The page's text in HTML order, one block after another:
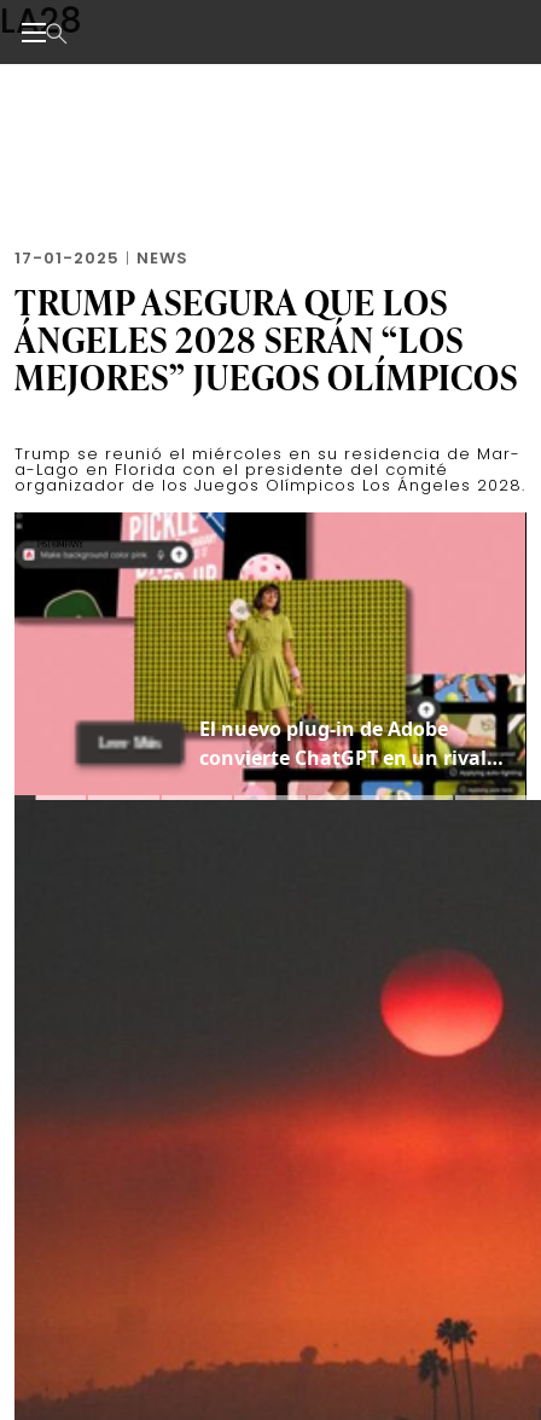
Skip
to
the
LA28
17-01-2025 | NEWS
TRUMP ASEGURA QUE LOS
ÁNGELES 2028 SERÁN “LOS
MEJORES” JUEGOS OLÍMPICOS
Trump se reunió el miércoles en su residencia de Mar-
a-Lago en Florida con el presidente del comité
organizador de los Juegos Olímpicos Los Ángeles 2028.
El nuevo plug-in de Adobe
convierte ChatGPT en un rival
de Canva con un toque mágico
Leer Más